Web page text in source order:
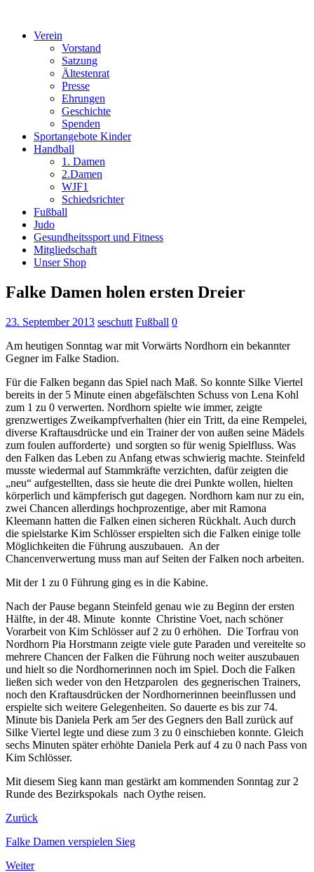
Verein
Vorstand
Satzung
Ältestenrat
Presse
Ehrungen
Geschichte
Spenden
Sportangebote Kinder
Handball
1. Damen
2.Damen
WJF1
Schiedsrichter
Fußball
Judo
Gesundheitssport und Fitness
Mitgliedschaft
Unser Shop
Falke Damen holen ersten Dreier
23. September 2013 seschutt Fußball 0
Am heutigen Sonntag war mit Vorwärts Nordhorn ein bekannter
Gegner im Falke Stadion.
Für die Falken begann das Spiel nach Maß. So konnte Silke Viertel
bereits in der 5 Minute einen abgefälschten Schuss von Lena Kohl
zum 1 zu 0 verwerten. Nordhorn spielte wie immer, zeigte
grenzwertiges Zweikampfverhalten (hier ein Tritt, da eine Rempelei,
diverse Kraftausdrücke und ein Trainer der von außen seine Mädels
zum foulen aufforderte) und sorgten so für wenig Spielfluss. Was
den Falken das Leben zu Anfang etwas schwierig machte. Steinfeld
musste wiedermal auf Stammkräfte verzichten, dafür zeigten die
„neu“ aufgestellten, dass sie heute die drei Punkte wollen, hielten
körperlich und kämpferisch gut dagegen. Nordhorn kam nur zu ein,
zwei Chancen allerdings hochprozentige, aber mit Ramona
Kleemann hatten die Falken einen sicheren Rückhalt. Auch durch
die spielstarke Kim Schlösser erspielten sich die Falken einige tolle
Möglichkeiten die Führung auszubauen. An der
Chancenverwertung muss man auf Seiten der Falken noch arbeiten.
Mit der 1 zu 0 Führung ging es in die Kabine.
Nach der Pause begann Steinfeld genau wie zu Beginn der ersten
Hälfte, in der 48. Minute konnte Christine Voet, nach schöner
Vorarbeit von Kim Schlösser auf 2 zu 0 erhöhen. Die Torfrau von
Nordhorn Pia Horstmann zeigte viele gute Paraden und vereitelte so
mehrere Chancen der Falken die Führung noch weiter auszubauen
und hielt so die Nordhornerinnen noch im Spiel. Doch die Falken
ließen sich weder von den Hetzparolen des gegnerischen Trainers,
noch den Kraftausdrücken der Nordhornerinnen beeinflussen und
erspielte sich weitere Gelegenheiten. So dauerte es bis zur 74.
Minute bis Daniela Perk am 5er des Gegners den Ball zurück auf
Silke Viertel legte und diese zum 3 zu 0 einschieben konnte. Gleich
sechs Minuten später erhöhte Daniela Perk auf 4 zu 0 nach Pass von
Kim Schlösser.
Mit diesem Sieg kann man gestärkt am kommenden Sonntag zur 2
Runde des Bezirkspokals nach Oythe reisen.
Zurück
Falke Damen verspielen Sieg
Weiter